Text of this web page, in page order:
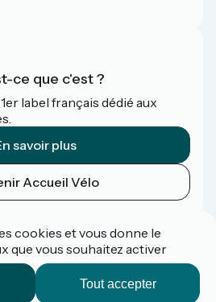
ce que c'est ?
label français dédié aux
savoir plus
Accueil Vélo
cookies et vous donne le
que vous souhaitez activer
Tout accepter